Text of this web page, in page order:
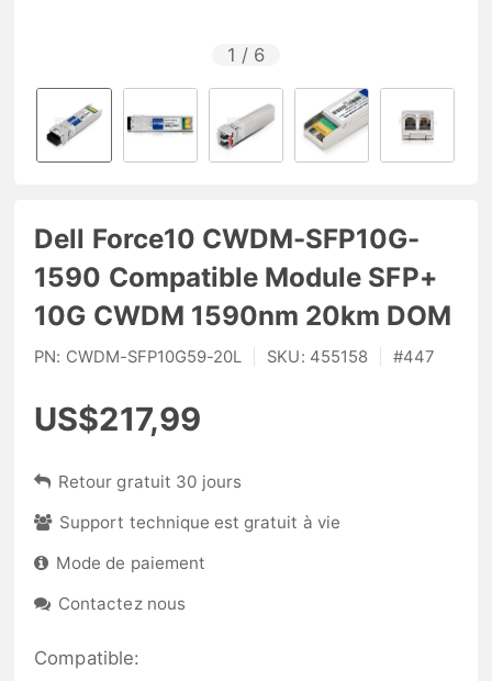
1 / 6
Dell Force10 CWDM-SFP10G-
1590 Compatible Module SFP+
10G CWDM 1590nm 20km DOM
PN: CWDM-SFP10G59-20L SKU: 455158 #447
US$217,99
Retour gratuit 30 jours
Support technique est gratuit à vie
Mode de paiement
Contactez nous
Compatible: